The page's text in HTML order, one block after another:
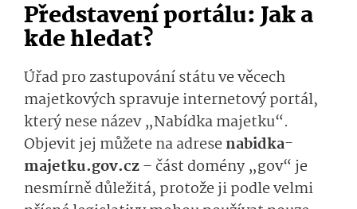
Představení portálu: Jak a
kde hledat?
Úřad pro zastupování státu ve věcech
majetkových spravuje internetový portál,
který nese název „Nabídka majetku“.
Objevit jej můžete na adresenabidka­
majetku.gov.cz– část domény „gov“ je
nesmírně důležitá, protože ji podle velmi